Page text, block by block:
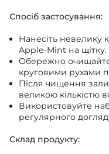
Спосіб застосування:
Нанесіть невелику
Apple-Mint на щітку.
Обережно
круговими рухами
Після чищення
великою кількістю
Використовуйте
регулярного
Склад продукту: